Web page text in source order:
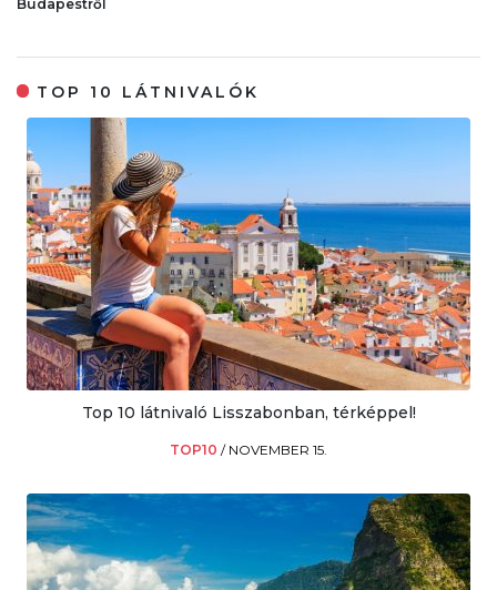
Budapestről
TOP 10 LÁTNIVALÓK
Top 10 látnivaló Lisszabonban, térképpel!
TOP10 / NOVEMBER 15.